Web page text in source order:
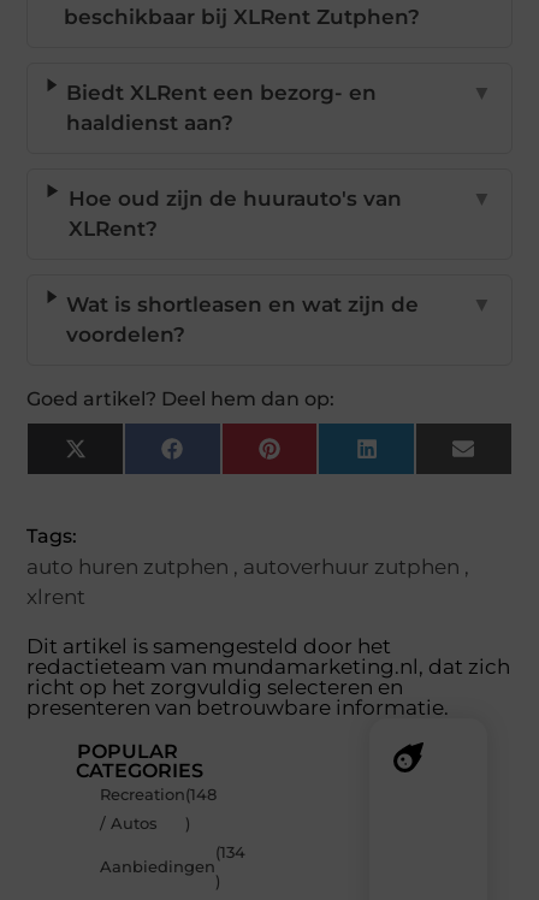
beschikbaar bij XLRent Zutphen?
Biedt XLRent een bezorg- en
haaldienst aan?
▼
Hoe oud zijn de huurauto's van
XLRent?
▼
Wat is shortleasen en wat zijn de
voordelen?
▼
Goed artikel? Deel hem dan op:
X
(Twitter)
FacebookPinterestLinkedInEmail
Tags:
auto huren zutphen , autoverhuur zutphen ,
xlrent
Dit artikel is samengesteld door het
redactieteam van mundamarketing.nl, dat zich
richt op het zorgvuldig selecteren en
presenteren van betrouwbare informatie.
POPULAR
CATEGORIES
Recreation
/ Autos
(148
)
Aanbiedingen
(134
)